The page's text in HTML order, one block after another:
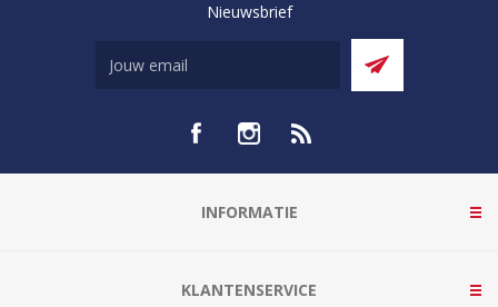
Nieuwsbrief
INFORMATIE
KLANTENSERVICE